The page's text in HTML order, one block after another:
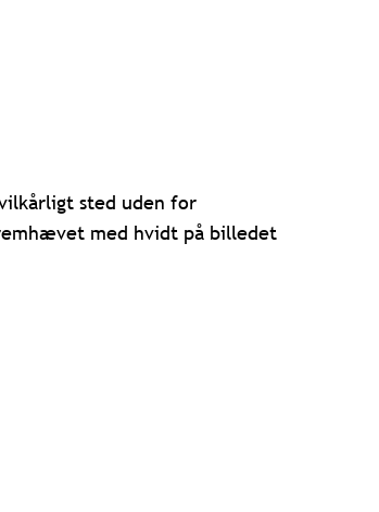
sted uden for
med hvidt på billedet